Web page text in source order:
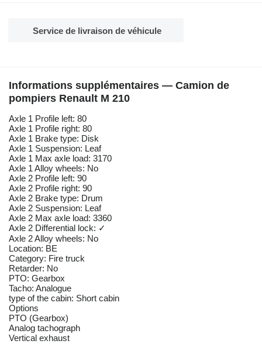
Service de livraison de véhicule
Informations supplémentaires — Camion de
pompiers Renault M 210
Axle 1 Profile left: 80
Axle 1 Profile right: 80
Axle 1 Brake type: Disk
Axle 1 Suspension: Leaf
Axle 1 Max axle load: 3170
Axle 1 Alloy wheels: No
Axle 2 Profile left: 90
Axle 2 Profile right: 90
Axle 2 Brake type: Drum
Axle 2 Suspension: Leaf
Axle 2 Max axle load: 3360
Axle 2 Differential lock: ✓
Axle 2 Alloy wheels: No
Location: BE
Category: Fire truck
Retarder: No
PTO: Gearbox
Tacho: Analogue
type of the cabin: Short cabin
Options
PTO (Gearbox)
Analog tachograph
Vertical exhaust